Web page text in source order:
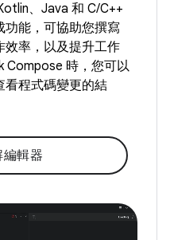
、Java 和 C/C++
能，可協助您撰寫
效率，以及提升工作
Compose 時，您可以
看程式碼變更的結
輯器